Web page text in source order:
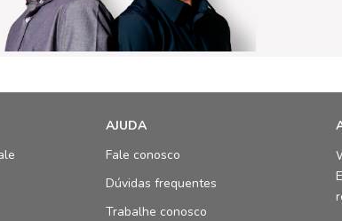
AJUDA
Fale conosco
Dúvidas frequentes
Trabalhe conosco